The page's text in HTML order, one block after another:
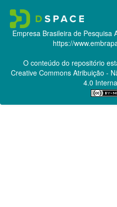
Empresa Brasileira de Pesquisa
https://
O conteúdo do repositório
Creative CommonsAtribuição -
4.0